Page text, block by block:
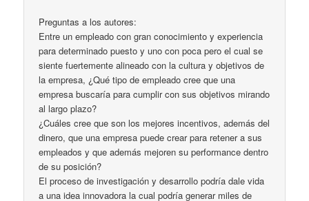
Preguntas a los autores:
Entre un empleado con gran conocimiento y experiencia
para determinado puesto y uno con poca pero el cual se
siente fuertemente alineado con la cultura y objetivos de
la empresa, ¿Qué tipo de empleado cree que una
empresa buscaría para cumplir con sus objetivos mirando
al largo plazo?
¿Cuáles cree que son los mejores incentivos, además del
dinero, que una empresa puede crear para retener a sus
empleados y que además mejoren su performance dentro
de su posición?
El proceso de investigación y desarrollo podría dale vida
a una idea innovadora la cual podría generar miles de